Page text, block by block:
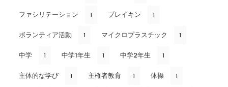
ファシリテーション 1 ブレイキン 1
ボランティア活動 1 マイクロプラスチック 1
中学 1 中学1年生 1 中学2年生 1
主体的な学び 1 主権者教育 1 体操 1